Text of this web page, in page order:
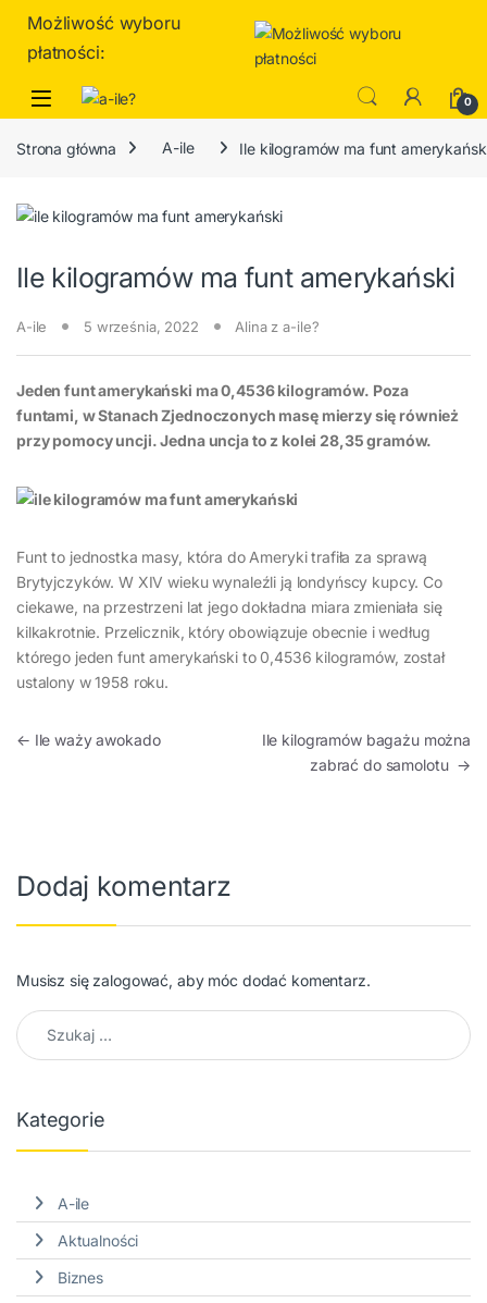
Skip to navigation
Skip to content
Możliwość wyboru
płatności:
0
Strona główna A-ile Ile kilogramów ma funt
Ile kilogramów ma funt amerykański
A-ile 5 września, 2022 Alina z a-ile?
Jeden funt amerykański ma 0,4536 kilogramów. Poza
funtami, w Stanach Zjednoczonych masę mierzy się również
przy pomocy uncji. Jedna uncja to z kolei 28,35 gramów.
Funt to jednostka masy, która do Ameryki trafiła za sprawą
Brytyjczyków. W XIV wieku wynaleźli ją londyńscy kupcy. Co
ciekawe, na przestrzeni lat jego dokładna miara zmieniała się
kilkakrotnie. Przelicznik, który obowiązuje obecnie i według
którego jeden funt amerykański to 0,4536 kilogramów, został
ustalony w 1958 roku.
Nawigacja wpisu
← Ile waży awokado
Ile kilogramów bagażu można
zabrać do samolotu →
Dodaj komentarz
Musisz się zalogować, aby móc dodać komentarz.
Szukaj:
Kategorie
A-ile
Aktualności
Biznes